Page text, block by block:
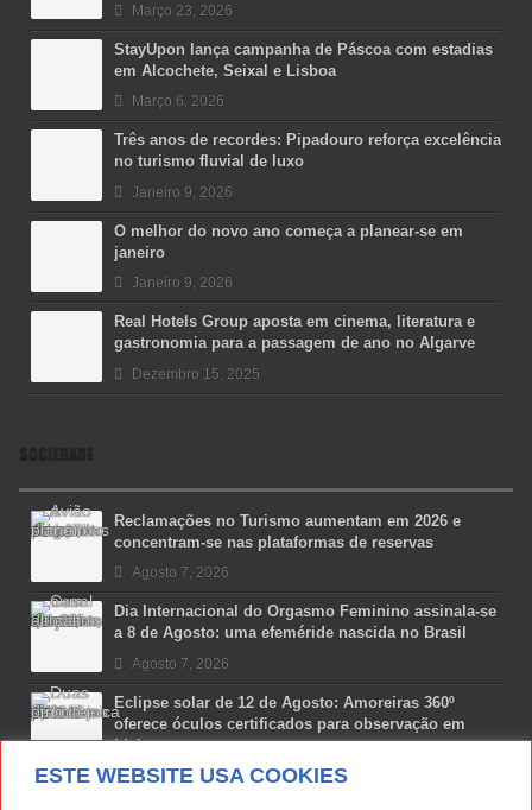
ESTE WEBSITE USA COOKIES
Março 23, 2026
StayUpon lança campanha de Páscoa com estadias
em Alcochete, Seixal e Lisboa
Março 6, 2026
Três anos de recordes: Pipadouro reforça excelência
no turismo fluvial de luxo
Janeiro 9, 2026
O melhor do novo ano começa a planear-se em
janeiro
Janeiro 9, 2026
Real Hotels Group aposta em cinema, literatura e
gastronomia para a passagem de ano no Algarve
Dezembro 15, 2025
SOCIEDADE
Reclamações no Turismo aumentam em 2026 e
concentram-se nas plataformas de reservas
Agosto 7, 2026
Dia Internacional do Orgasmo Feminino assinala-se
a 8 de Agosto: uma efeméride nascida no Brasil
Agosto 7, 2026
Eclipse solar de 12 de Agosto: Amoreiras 360º
oferece óculos certificados para observação em
Lisboa
Agosto 7, 2026